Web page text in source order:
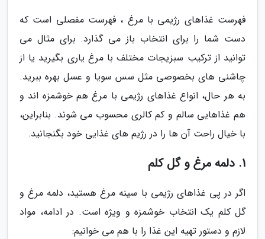
فهرست غذاهای رژیمی با مرغ ، فهرست مفصلی است که
دست شما را برای انتخاب باز می گذارد. برای مثال می
توانید از ترکیب سبزیجات مختلف با مرغ یاری بگیرید یا از
چاشنی های بخصوصی مثل سس سویا و عسل بهره ببرید.
به هر حال، انواع غذاهای رژیمی با مرغ هم خوشمزه اند و
هم غذاهایی سالم و کم کالری محسوب می شوند. بنابراین،
با خیال راحت آن ها را در رژیم های غذایی خود بگنجانید.
1. دلمه مرغ و گل کلم
اگر در پی غذاهای رژیمی با سینه مرغ هستید، دلمه مرغ و
گل کلم یک انتخاب خوشمزه و ویژه است. در ادامه، مواد
لازم و دستور تهیه این غذا را با هم می خوانیم: